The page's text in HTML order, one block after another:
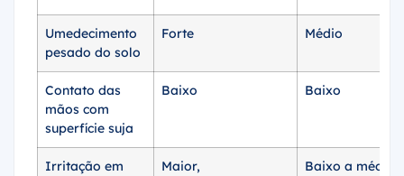
Umedecimento
pesado do solo
Forte Médio
Contato das
mãos com
superfície suja
Baixo Baixo
Irritação em
Maior,
Baixo a médio